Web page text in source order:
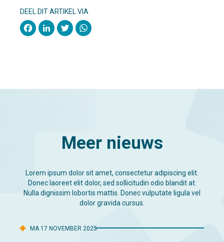
DEEL DIT ARTIKEL VIA
Facebook
LinkedIn
Twitter
Meer nieuws
Lorem ipsum dolor sit amet, consectetur adipiscing elit.
Donec laoreet elit dolor, sed sollicitudin odio blandit at.
Nulla dignissim lobortis mattis. Donec vulputate ligula vel
dolor gravida cursus.
MA 17 NOVEMBER 2025